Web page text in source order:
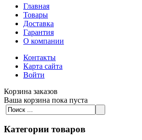
Главная
Товары
Доставка
Гарантия
О компании
Контакты
Карта сайта
Войти
Корзина заказов
Ваша корзина пока пуста
Категории товаров